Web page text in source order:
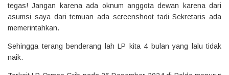
tegas! Jangan karena ada oknum anggota dewan karena dari
asumsi saya dari temuan ada screenshoot tadi Sekretaris ada
memerintahkan.
Sehingga terang benderang lah LP kita 4 bulan yang lalu tidak
naik.